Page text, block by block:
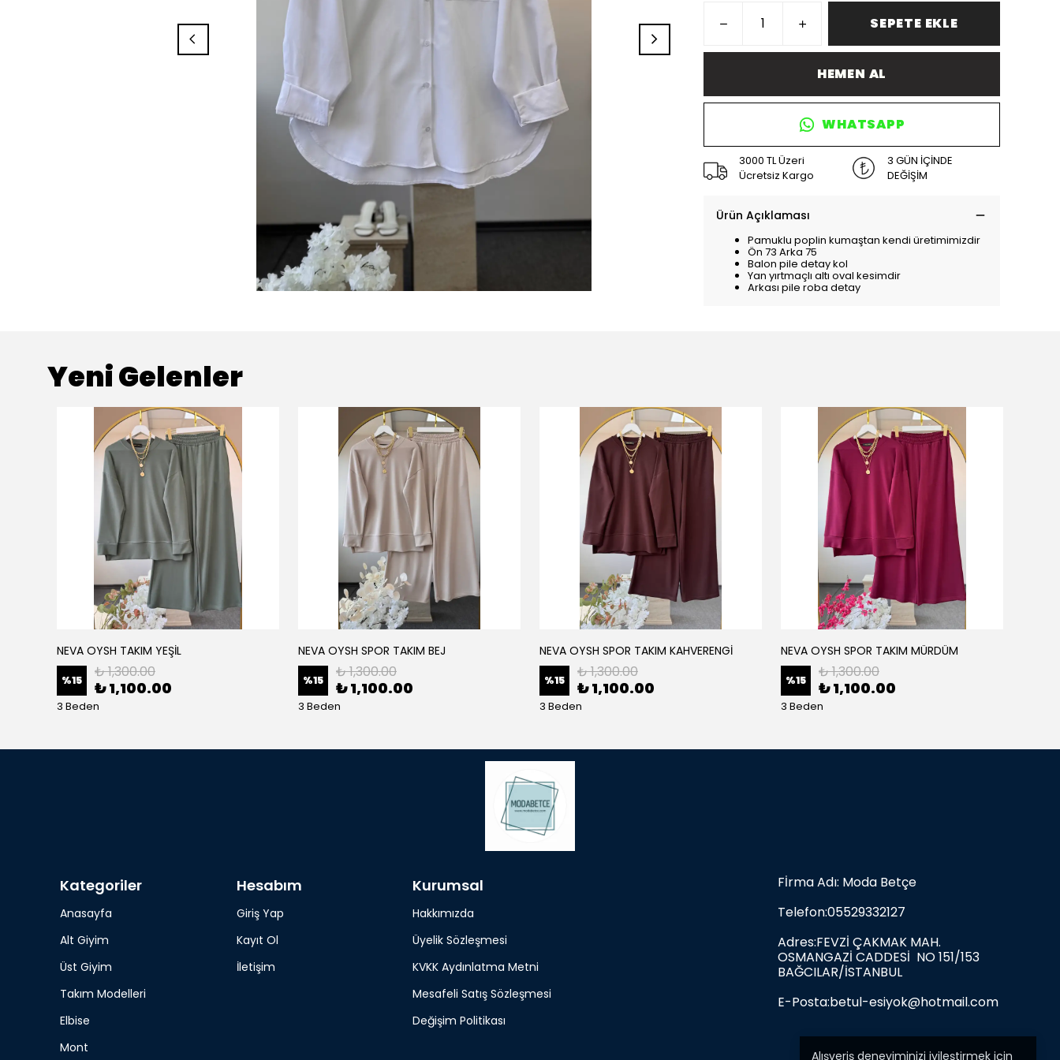
Alışveriş deneyiminizi iyileştirmek için
SEPETE EKLE
HEMEN AL
WHATSAPP
3000 TL Üzeri
Ücretsiz Kargo
3 GÜN İÇİNDE
DEĞİŞİM
Ürün Açıklaması
Pamuklu poplin kumaştan kendi üretimimizdir
Ön 73 Arka 75
Balon pile detay kol
Yan yırtmaçlı altı oval kesimdir
Arkası pile roba detay
Yeni Gelenler
NEVA OYSH TAKIM YEŞİL
%15 ₺ 1,300.00
₺ 1,100.00
3 Beden
NEVA OYSH SPOR TAKIM BEJ
%15 ₺ 1,300.00
₺ 1,100.00
3 Beden
NEVA OYSH SPOR TAKIM KAHVERENGİ
%15 ₺ 1,300.00
₺ 1,100.00
3 Beden
NEVA OYSH SPOR TAKIM MÜRDÜM
%15 ₺ 1,300.00
₺ 1,100.00
3 Beden
Kategoriler
Anasayfa
Alt Giyim
Üst Giyim
Takım Modelleri
Elbise
Mont
Hesabım
Giriş Yap
Kayıt Ol
İletişim
Kurumsal
Hakkımızda
Üyelik Sözleşmesi
KVKK Aydınlatma Metni
Mesafeli Satış Sözleşmesi
Değişim Politikası
Fİrma Adı: Moda Betçe
Telefon:05529332127
Adres:FEVZİ ÇAKMAK MAH.
OSMANGAZİ CADDESİ NO 151/153
BAĞCILAR/İSTANBUL
E-Posta:betul-esiyok@hotmail.com